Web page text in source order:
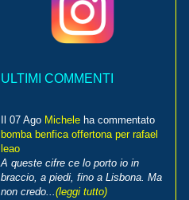
ULTIMI COMMENTI
Il 07 Ago Michele ha commentato
bomba benfica offertona per rafael
leao
A queste cifre ce lo porto io in
braccio, a piedi, fino a Lisbona. Ma
non credo... (leggi tutto)